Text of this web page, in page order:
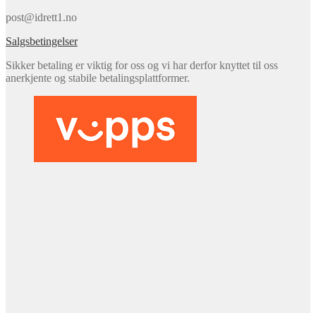
post@idrett1.no
Salgsbetingelser
Sikker betaling er viktig for oss og vi har derfor knyttet til oss
anerkjente og stabile betalingsplattformer.